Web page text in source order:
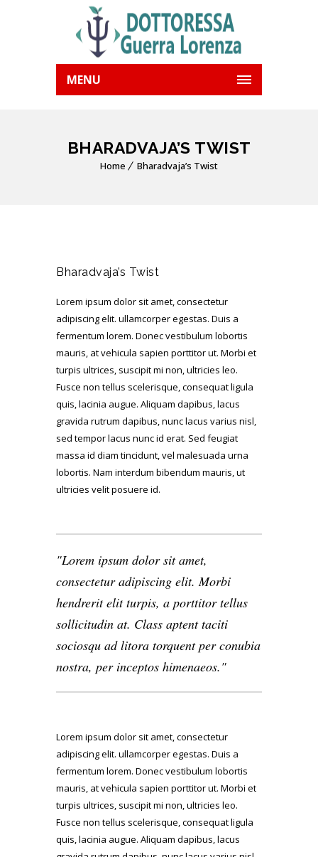
MENU
BHARADVAJA’S TWIST
Home Bharadvaja’s Twist
Bharadvaja’s Twist
Lorem ipsum dolor sit amet, consectetur
adipiscing elit. ullamcorper egestas. Duis a
fermentum lorem. Donec vestibulum lobortis
mauris, at vehicula sapien porttitor ut. Morbi et
turpis ultrices, suscipit mi non, ultricies leo.
Fusce non tellus scelerisque, consequat ligula
quis, lacinia augue. Aliquam dapibus, lacus
gravida rutrum dapibus, nunc lacus varius nisl,
sed tempor lacus nunc id erat. Sed feugiat
massa id diam tincidunt, vel malesuada urna
lobortis. Nam interdum bibendum mauris, ut
ultricies velit posuere id.
Lorem ipsum dolor sit amet,
consectetur adipiscing elit. Morbi
hendrerit elit turpis, a porttitor tellus
sollicitudin at. Class aptent taciti
sociosqu ad litora torquent per conubia
nostra, per inceptos himenaeos.
Lorem ipsum dolor sit amet, consectetur
adipiscing elit. ullamcorper egestas. Duis a
fermentum lorem. Donec vestibulum lobortis
mauris, at vehicula sapien porttitor ut. Morbi et
turpis ultrices, suscipit mi non, ultricies leo.
Fusce non tellus scelerisque, consequat ligula
quis, lacinia augue. Aliquam dapibus, lacus